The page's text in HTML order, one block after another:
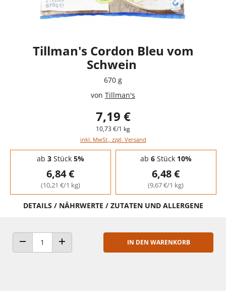
Tillman's Cordon Bleu vom
Schwein
670 g
von Tillman's
7,19 €
10,73 €/1 kg
inkl. MwSt., zzgl. Versand
Staffelpreise - Mengenrabatt
ab 3Stück 5%
6,84 €
(10,21 €/1 kg)
ab 6Stück 10%
6,48 €
(9,67 €/1 kg)
DETAILS / NÄHRWERTE / ZUTATEN UND ALLERGENE
ANZAHL VERRINGERNANZAHL ERHÖHEN
IN DEN WARENKORB